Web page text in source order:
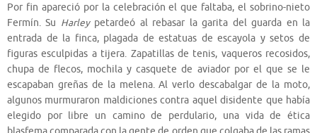
Por fin apareció por la celebración el que faltaba, el sobrino-nieto
Fermín. Su Harleypetardeó al rebasar la garita del guarda en la
entrada de la finca, plagada de estatuas de escayola y setos de
figuras esculpidas a tijera. Zapatillas de tenis, vaqueros recosidos,
chupa de flecos, mochila y casquete de aviador por el que se le
escapaban greñas de la melena. Al verlo descabalgar de la moto,
algunos murmuraron maldiciones contra aquel disidente que había
elegido por libre un camino de perdulario, una vida de ética